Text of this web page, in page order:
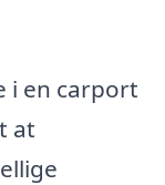
i en carport
at